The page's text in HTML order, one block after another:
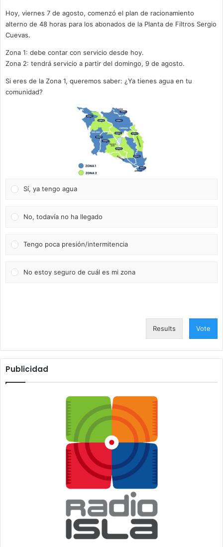
Hoy, viernes 7 de agosto, comenzó el plan de racionamiento
alterno de 48 horas para los abonados de la Planta de Filtros Sergio
Cuevas.
Zona 1: debe contar con servicio desde hoy.
Zona 2: tendrá servicio a partir del domingo, 9 de agosto.
Si eres de la Zona 1, queremos saber: ¿Ya tienes agua en tu
comunidad?
Sí, ya tengo agua
No, todavía no ha llegado
Tengo poca presión/intermitencia
No estoy seguro de cuál es mi zona
Results Vote
Publicidad